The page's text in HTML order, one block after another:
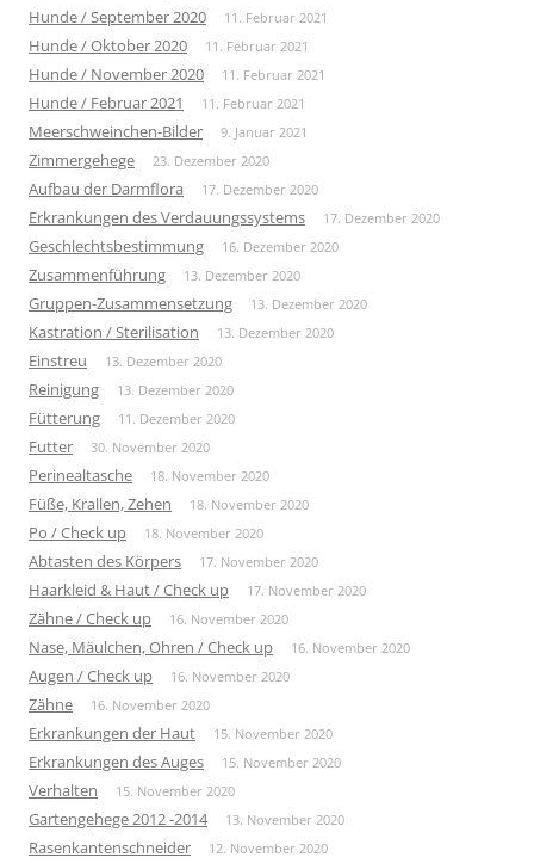
Hunde / September 2020 11. Februar 2021
Hunde / Oktober 2020 11. Februar 2021
Hunde / November 2020 11. Februar 2021
Hunde / Februar 2021 11. Februar 2021
Meerschweinchen-Bilder 9. Januar 2021
Zimmergehege 23. Dezember 2020
Aufbau der Darmflora 17. Dezember 2020
Erkrankungen des Verdauungssystems 17. Dezember 2020
Geschlechtsbestimmung 16. Dezember 2020
Zusammenführung 13. Dezember 2020
Gruppen-Zusammensetzung 13. Dezember 2020
Kastration / Sterilisation 13. Dezember 2020
Einstreu 13. Dezember 2020
Reinigung 13. Dezember 2020
Fütterung 11. Dezember 2020
Futter 30. November 2020
Perinealtasche 18. November 2020
Füße, Krallen, Zehen 18. November 2020
Po / Check up 18. November 2020
Abtasten des Körpers 17. November 2020
Haarkleid & Haut / Check up 17. November 2020
Zähne / Check up 16. November 2020
Nase, Mäulchen, Ohren / Check up 16. November 2020
Augen / Check up 16. November 2020
Zähne 16. November 2020
Erkrankungen der Haut 15. November 2020
Erkrankungen des Auges 15. November 2020
Verhalten 15. November 2020
Gartengehege 2012 -2014 13. November 2020
Rasenkantenschneider 12. November 2020